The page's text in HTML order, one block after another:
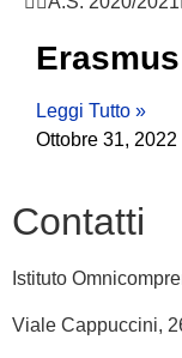
Erasmus
Leggi Tutto »
Ottobre 31, 2022
Contatti
Istituto
Viale Cappuccini,